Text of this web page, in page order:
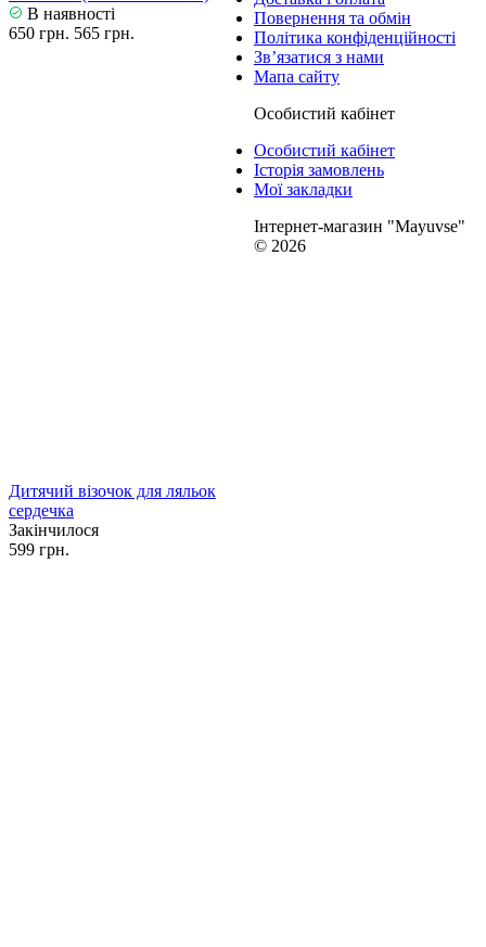
В наявності
650 грн. 565 грн.
Дитячий візочок для ляльок
сердечка
Закінчилося
599 грн.
Повернення та обмін
Політика конфіденційності
Зв’язатися з нами
Мапа сайту
Особистий кабінет
Особистий кабінет
Історія замовлень
Мої закладки
Інтернет-магазин "Mayuvse"
© 2026